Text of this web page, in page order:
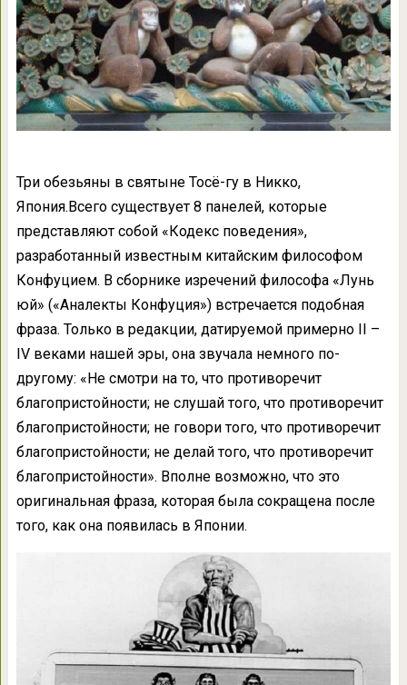
Три обезьяны в святыне Тосё-гу в Никко,
Япония.Всего существует 8 панелей, которые
представляют собой «Кодекс поведения»,
разработанный известным китайским философом
Конфуцием. В сборнике изречений философа «Лунь
юй» («Аналекты Конфуция») встречается подобная
фраза. Только в редакции, датируемой примерно II –
IV веками нашей эры, она звучала немного по-
другому: «Не смотри на то, что противоречит
благопристойности; не слушай того, что противоречит
благопристойности; не говори того, что противоречит
благопристойности; не делай того, что противоречит
благопристойности». Вполне возможно, что это
оригинальная фраза, которая была сокращена после
того, как она появилась в Японии.